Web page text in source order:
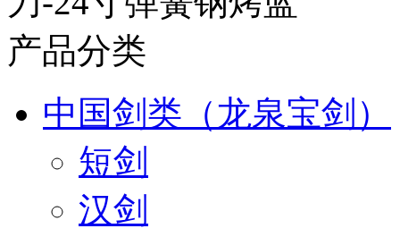
产品分类
中国剑类（龙泉宝剑）
短剑
汉剑